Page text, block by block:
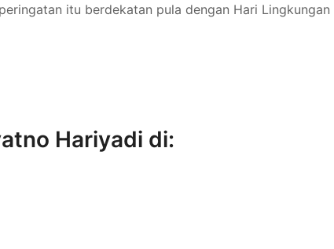
itu berdekatan pula dengan Hari Lingkungan
Hariyadi di: